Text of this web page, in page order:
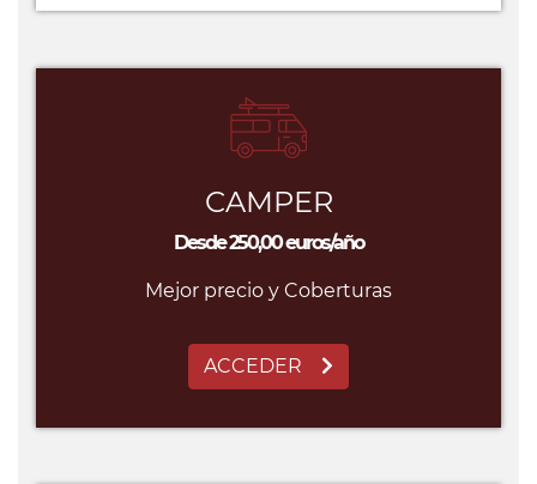
CAMPER
Desde 250,00 euros/año
Mejor precio y Coberturas
ACCEDER